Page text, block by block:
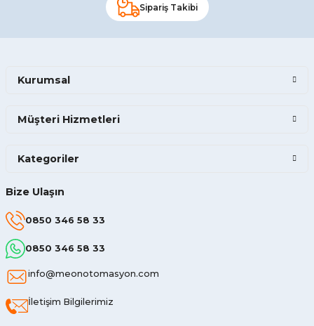
Sipariş Takibi
Bize Ulaşın
0850 346 58 33
0850 346 58 33
info@meonotomasyon.com
İletişim Bilgilerimiz
Kurumsal
Müşteri Hizmetleri
Kategoriler